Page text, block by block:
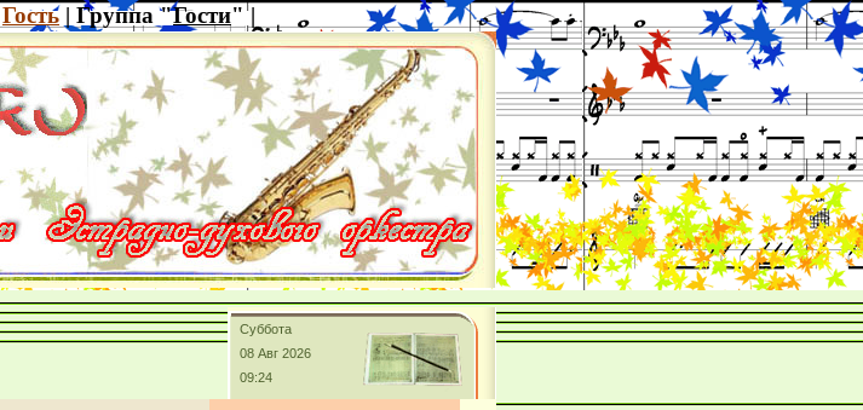
Гость | Группа "Гости" |
Суббота
08 Авг 2026
09:24